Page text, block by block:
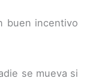
buen incentivo
se mueva si